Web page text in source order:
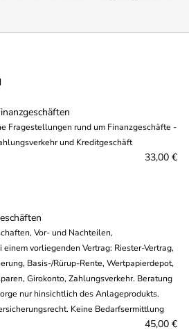
Fragestellungen rund um Finanzgeschäfte -
und Kreditgeschäft
33,00 €
Vor- und Nachteilen,
vorliegenden Vertrag: Riester-Vertrag,
Basis-/Rürup-Rente, Wertpapierdepot,
Girokonto, Zahlungsverkehr. Beratung
nur hinsichtlich des Anlageprodukts.
Keine Bedarfsermittlung
45,00 €